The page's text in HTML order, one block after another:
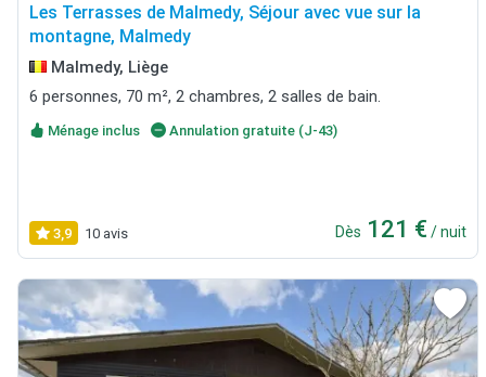
Les Terrasses de Malmedy, Séjour avec vue sur la
montagne, Malmedy
Malmedy, Liège
6 personnes, 70 m², 2 chambres, 2 salles de bain.
Ménage inclus Annulation gratuite (J-43)
3,9 10 avis Dès 121 € / nuit